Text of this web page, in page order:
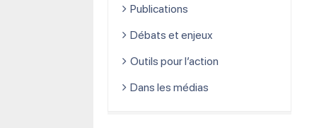
Publications
Débats et enjeux
Outils pour l’action
Dans les médias